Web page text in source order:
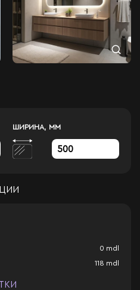
ШИРИНА, ММ
0 mdl
118 mdl